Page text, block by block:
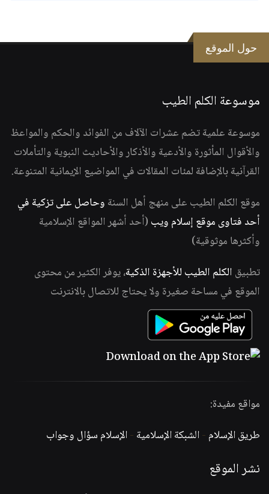
حول الموقع
موسوعة الكلم الطيب
موسوعة علمية تضم عشرات الآلاف من الفوائد والحكم والمواعظ
والأقوال المأثورة والأدعية والأذكار والأحاديث النبوية والتأملات
القرآنية بالإضافة لمئات المقالات في المواضيع الإيمانية المتنوعة.
موقع الكلم الطيب على منهج أهل السنة وحاصل على تزكية في
أحد فتاوى موقع إسلام ويب (أحد أشهر المواقع الإسلامية
وأكثرها موثوقية)
تطبيق الكلم الطيب للأجهزة الذكية، يوفر الكثير من محتوى
الموقع في مساحة صغيرة ولا يحتاج للاتصال بالانترنت
مواقع مفيدة:
طريق الإسلام -الشبكة الإسلامية -الإسلام سؤال وجواب
نشر الموقع